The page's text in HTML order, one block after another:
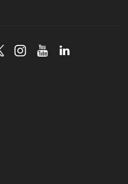
robótica FIRST 2026! (video)